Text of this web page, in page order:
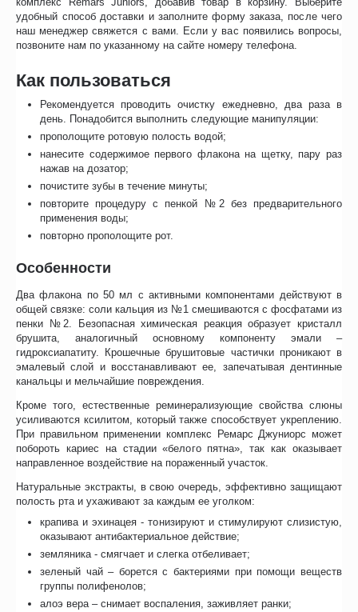
удобный способ доставки и заполните форму заказа, после чего
наш менеджер свяжется с вами. Если у вас появились вопросы,
позвоните нам по указанному на сайте номеру телефона.
Как пользоваться
Рекомендуется проводить очистку ежедневно, два раза в
день. Понадобится выполнить следующие манипуляции:
прополощите ротовую полость водой;
нанесите содержимое первого флакона на щетку, пару раз
нажав на дозатор;
почистите зубы в течение минуты;
повторите процедуру с пенкой №2 без предварительного
применения воды;
повторно прополощите рот.
Особенности
Два флакона по 50 мл с активными компонентами действуют в
общей связке: соли кальция из №1 смешиваются с фосфатами из
пенки №2. Безопасная химическая реакция образует кристалл
брушита, аналогичный основному компоненту эмали –
гидроксиапатиту. Крошечные брушитовые частички проникают в
эмалевый слой и восстанавливают ее, запечатывая дентинные
канальцы и мельчайшие повреждения.
Кроме того, естественные реминерализующие свойства слюны
усиливаются ксилитом, который также способствует укреплению.
При правильном применении комплекс Ремарс Джуниорс может
побороть кариес на стадии «белого пятна», так как оказывает
направленное воздействие на пораженный участок.
Натуральные экстракты, в свою очередь, эффективно защищают
полость рта и ухаживают за каждым ее уголком:
крапива и эхинацея - тонизируют и стимулируют слизистую,
оказывают антибактериальное действие;
земляника - смягчает и слегка отбеливает;
зеленый чай – борется с бактериями при помощи веществ
группы полифенолов;
алоэ вера – снимает воспаления, заживляет ранки;